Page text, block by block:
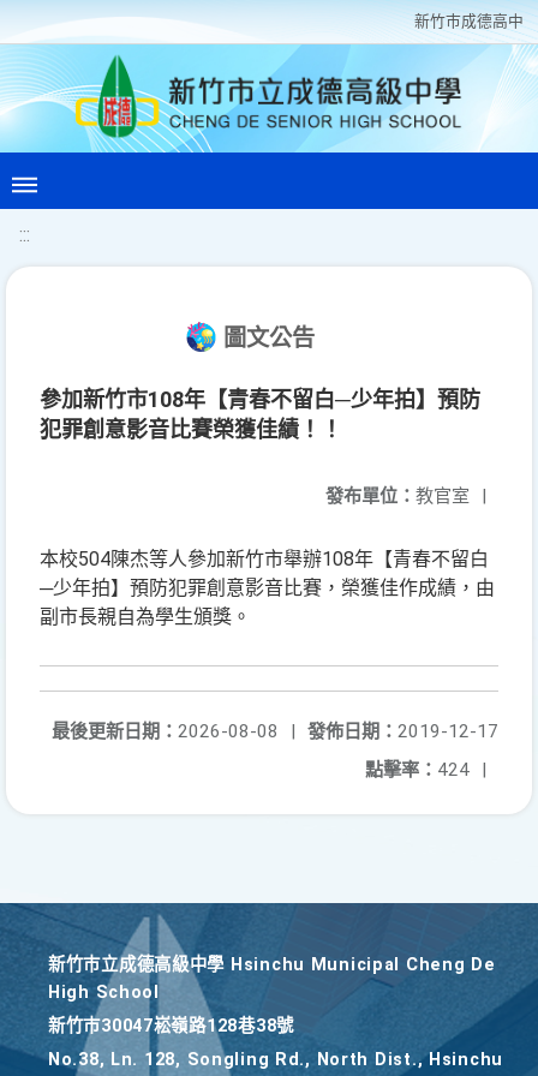
新竹巿成德高中
:::
圖文公告
參加新竹市108年【青春不留白─少年拍】預防
犯罪創意影音比賽榮獲佳績！！
發布單位： 教官室 |
本校504陳杰等人參加新竹市舉辦108年【青春不留白
─少年拍】預防犯罪創意影音比賽，榮獲佳作成績，由
副市長親自為學生頒獎。
發佈日期： 2019-12-17
最後更新日期： 2026-08-08
|
點擊率： 424 |
新竹巿立成德高級中學 Hsinchu Municipal Cheng De
High School
新竹巿30047崧嶺路128巷38號
No.38, Ln. 128, Songling Rd., North Dist., Hsinchu